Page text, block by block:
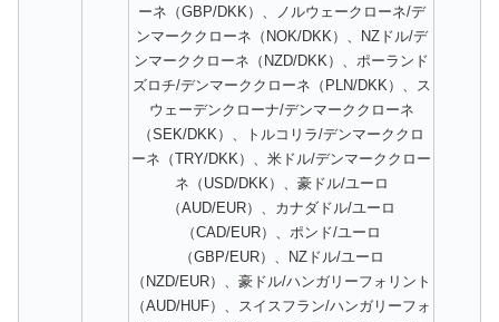
ーネ（GBP/DKK）、ノルウェークローネ/デ
ンマーククローネ（NOK/DKK）、NZドル/デ
ンマーククローネ（NZD/DKK）、ポーランド
ズロチ/デンマーククローネ（PLN/DKK）、ス
ウェーデンクローナ/デンマーククローネ
（SEK/DKK）、トルコリラ/デンマーククロ
ーネ（TRY/DKK）、米ドル/デンマーククロー
ネ（USD/DKK）、豪ドル/ユーロ
（AUD/EUR）、カナダドル/ユーロ
（CAD/EUR）、ポンド/ユーロ
（GBP/EUR）、NZドル/ユーロ
（NZD/EUR）、豪ドル/ハンガリーフォリント
（AUD/HUF）、スイスフラン/ハンガリーフォ